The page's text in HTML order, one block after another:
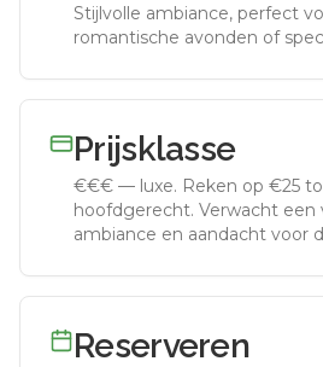
Stijlvolle ambiance, perfect
romantische avonden of
Prijsklasse
€€€ — luxe. Reken op €25
hoofdgerecht. Verwacht een
ambiance en aandacht voor
Reserveren